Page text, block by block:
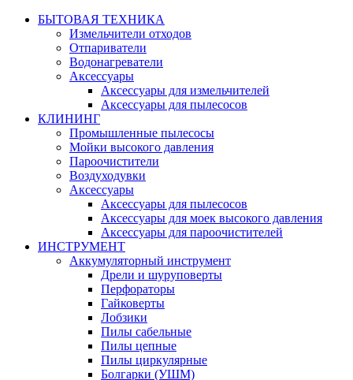
БЫТОВАЯ ТЕХНИКА
Измельчители отходов
Отпариватели
Водонагреватели
Аксессуары
Аксессуары для измельчителей
Аксессуары для пылесосов
КЛИНИНГ
Промышленные пылесосы
Мойки высокого давления
Пароочистители
Воздуходувки
Аксессуары
Аксессуары для пылесосов
Аксессуары для моек высокого давления
Аксессуары для пароочистителей
ИНСТРУМЕНТ
Аккумуляторный инструмент
Дрели и шуруповерты
Перфораторы
Гайковерты
Лобзики
Пилы сабельные
Пилы цепные
Пилы циркулярные
Болгарки (УШМ)